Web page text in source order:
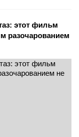
этот фильм
разочарованием